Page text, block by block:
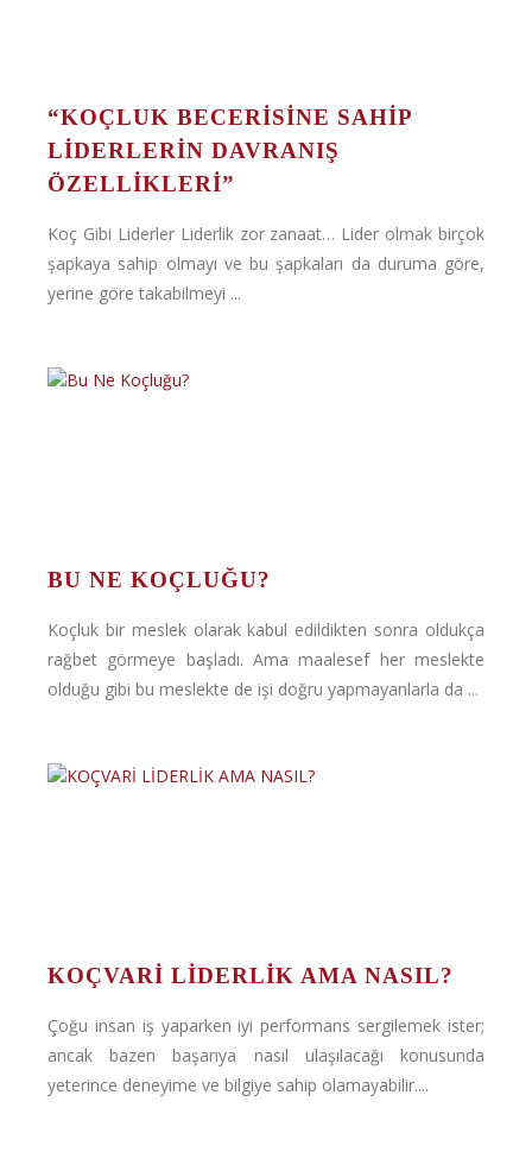
“KOÇLUK BECERİSİNE SAHİP
LİDERLERİN DAVRANIŞ
ÖZELLİKLERİ”
Koç Gibi Liderler Liderlik zor zanaat… Lider olmak birçok
şapkaya sahip olmayı ve bu şapkaları da duruma göre,
yerine göre takabilmeyi ...
BU NE KOÇLUĞU?
Koçluk bir meslek olarak kabul edildikten sonra oldukça
rağbet görmeye başladı. Ama maalesef her meslekte
olduğu gibi bu meslekte de işi doğru yapmayanlarla da ...
KOÇVARİ LİDERLİK AMA NASIL?
Çoğu insan iş yaparken iyi performans sergilemek ister;
ancak bazen başarıya nasıl ulaşılacağı konusunda
yeterince deneyime ve bilgiye sahip olamayabilir....